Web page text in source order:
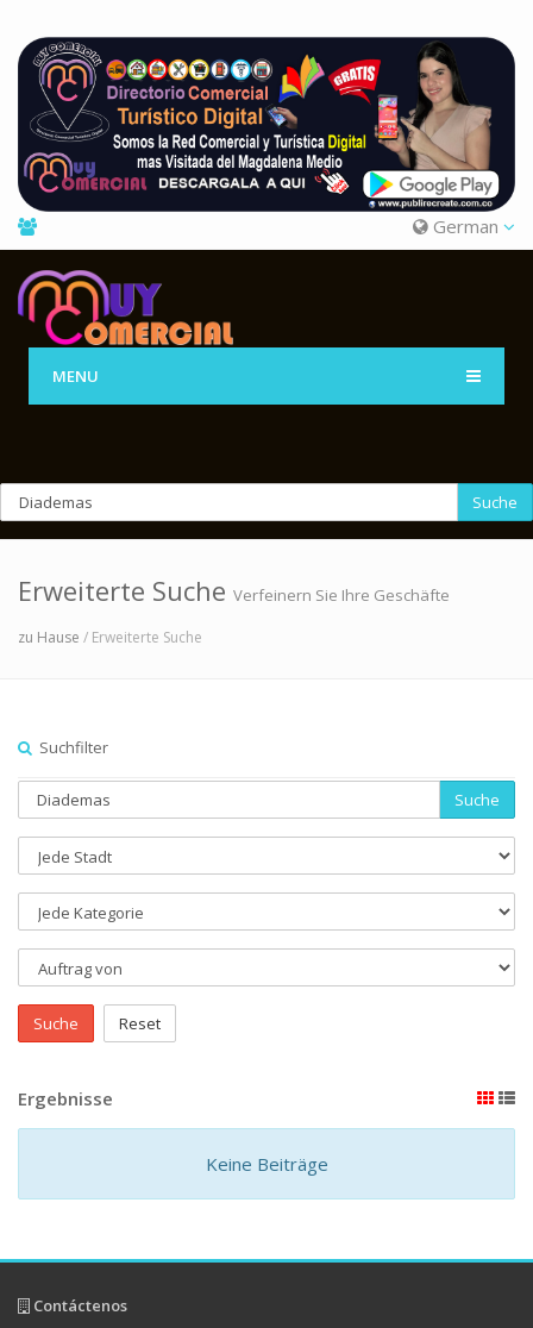
German
MENU
Suche
Erweiterte Suche Verfeinern Sie Ihre Geschäfte
zu Hause / Erweiterte Suche
Suchfilter
Suche
Suche Reset
Ergebnisse
Keine Beiträge
Contáctenos